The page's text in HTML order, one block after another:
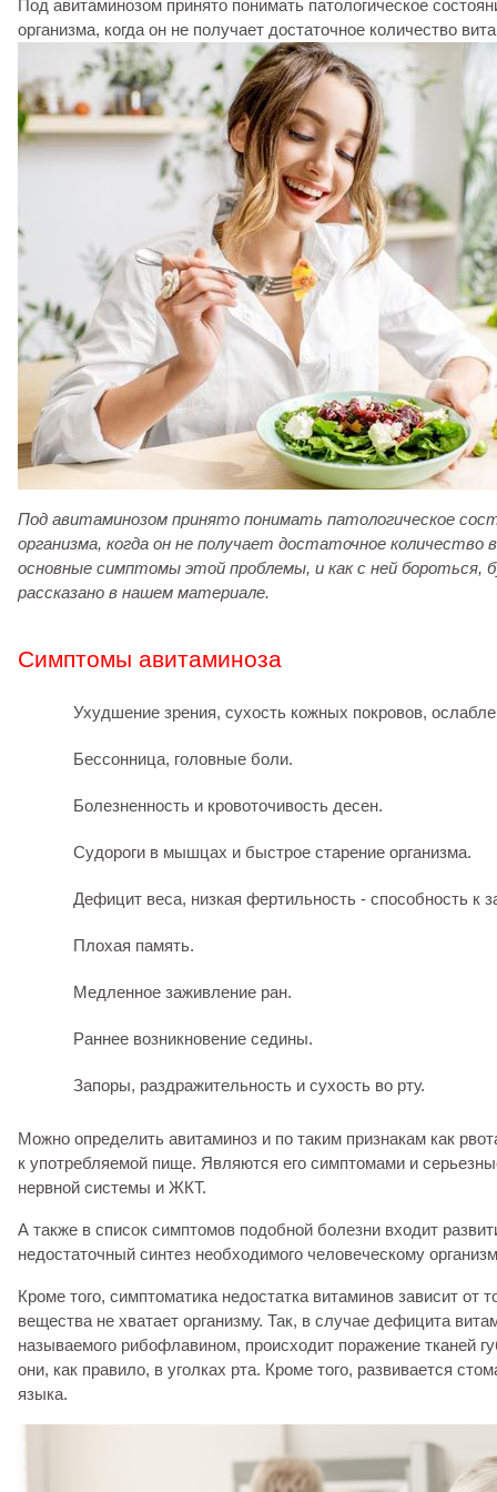
Под авитаминозом принято понимать патологическое
организма, когда он не получает достаточное количество
Под авитаминозом принято понимать патологическое
организма, когда он не получает достаточное количество
основные симптомы этой проблемы, и как с ней бороться,
рассказано в нашем материале.
Симптомы авитаминоза
Ухудшение зрения, сухость кожных покровов,
Бессонница, головные боли.
Болезненность и кровоточивость десен.
Судороги в мышцах и быстрое старение организма.
Дефицит веса, низкая фертильность - способность к
Плохая память.
Медленное заживление ран.
Раннее возникновение седины.
Запоры, раздражительность и сухость во рту.
Можно определить авитаминоз и по таким признакам как
к употребляемой пище. Являются его симптомами и
нервной системы и ЖКТ.
А также в список симптомов подобной болезни входит
недостаточный синтез необходимого человеческому
Кроме того, симптоматика недостатка витаминов зависит от
вещества не хватает организму. Так, в случае дефицита
называемого рибофлавином, происходит поражение тканей
они, как правило, в уголках рта. Кроме того, развивается
языка.